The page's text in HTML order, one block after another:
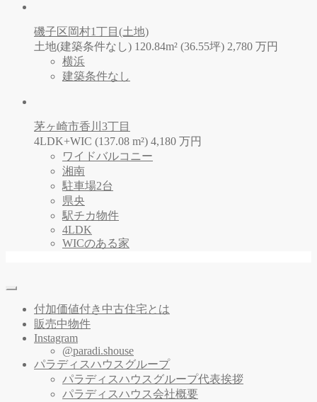
磯子区岡村1丁目(土地)
土地(建築条件なし) 120.84m² (36.55坪) 2,780 万円
横浜
建築条件なし
茅ヶ崎市香川3丁目
4LDK+WIC (137.08 m²) 4,180 万円
ワイドバルコニー
湘南
駐車場2台
県央
駅チカ物件
4LDK
WICのある家
付加価値付き中古住宅とは
販売中物件
Instagram
@paradi.shouse
パラディスハウスグループ
パラディスハウスグループ代表挨拶
パラディスハウス会社概要